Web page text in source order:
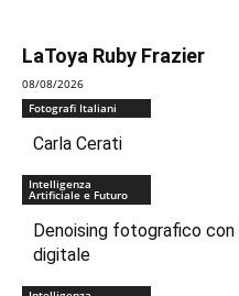
LaToya Ruby Frazier
08/08/2026
Fotografi Italiani
Carla Cerati
Intelligenza
Artificiale e Futuro
Denoising fotografico con
digitale